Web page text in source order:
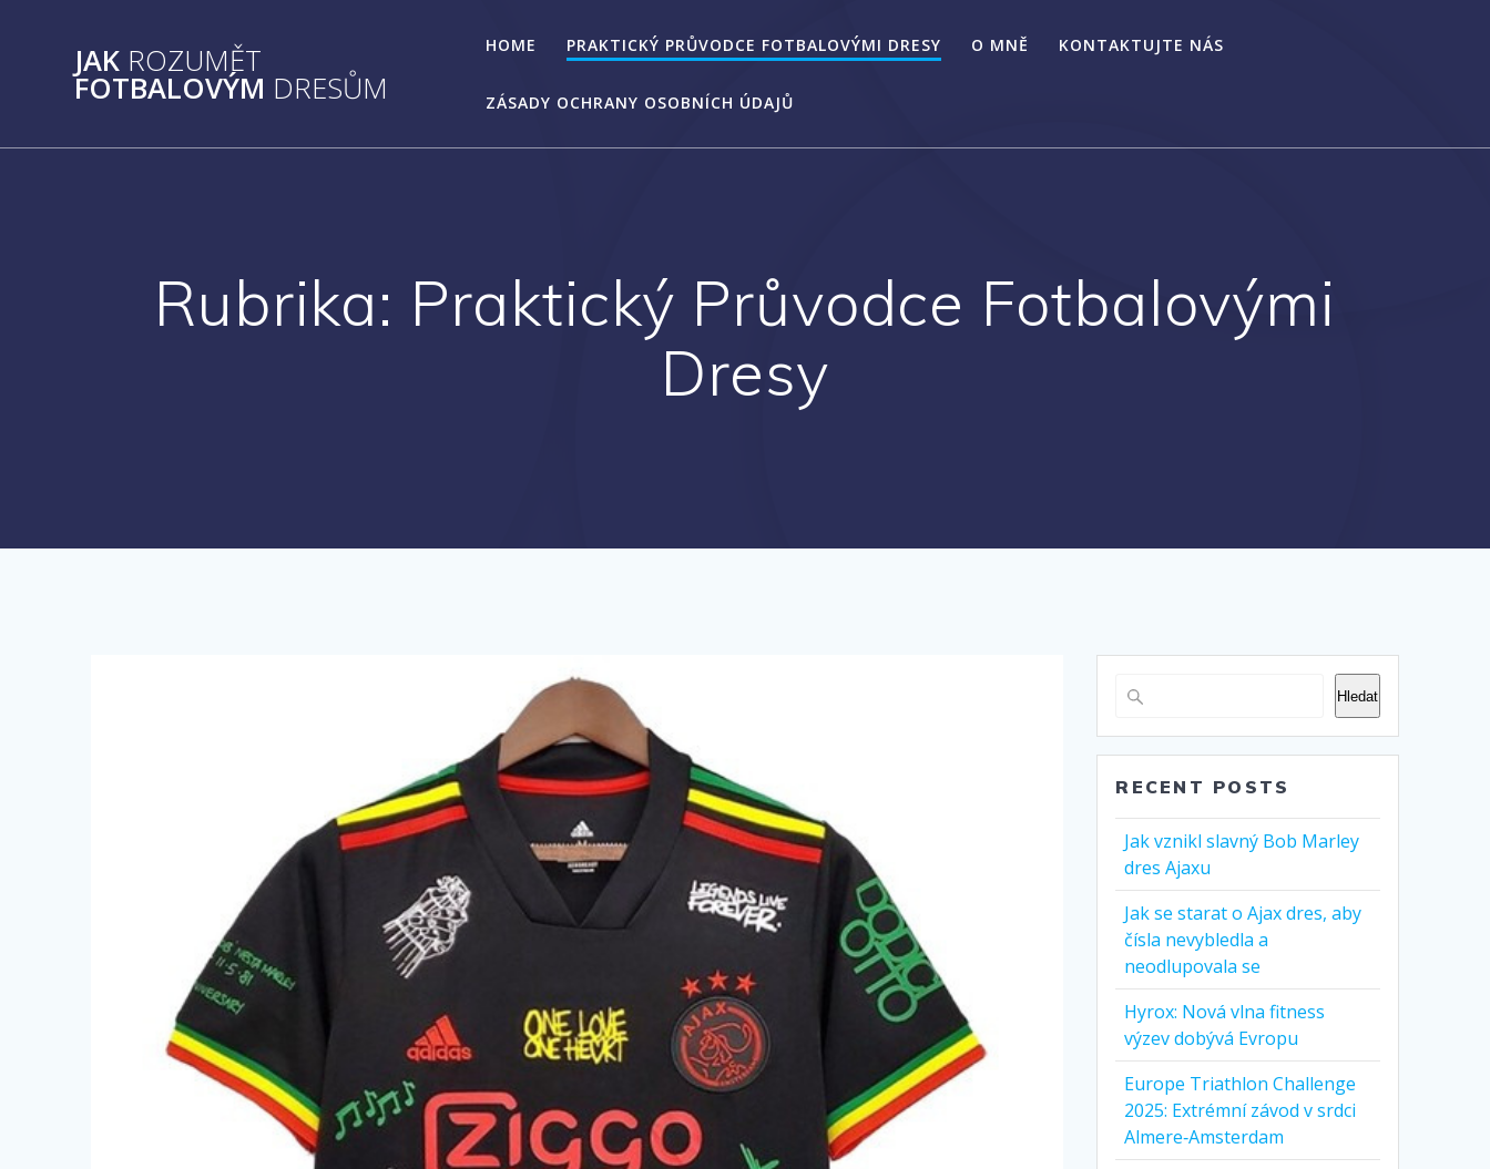
JAK ROZUMĚT
FOTBALOVÝM DRESŮM
HOME PRAKTICKÝ PRŮVODCE FOTBALOVÝMI DRESY O MNĚ KONTAKTUJTE NÁS
ZÁSADY OCHRANY OSOBNÍCH ÚDAJŮ
Rubrika: Praktický Průvodce Fotbalovými
Dresy
Hledat
RECENT POSTS
Jak vznikl slavný Bob Marley
dres Ajaxu
Jak se starat o Ajax dres, aby
čísla nevybledla a
neodlupovala se
Hyrox: Nová vlna fitness
výzev dobývá Evropu
Europe Triathlon Challenge
2025: Extrémní závod v srdci
Almere‑Amsterdam